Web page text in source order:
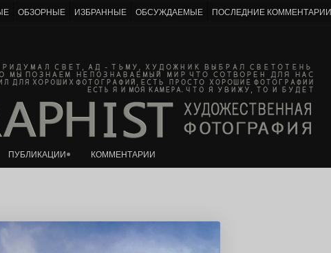
контенту
ПУБЛИКАЦИИ КОММЕНТАРИИ
ОБЗОРНЫЕ ИЗБРАННЫЕ ОБСУЖДАЕМЫЕ ПОСЛЕДНИЕ КОММЕНТАРИИ